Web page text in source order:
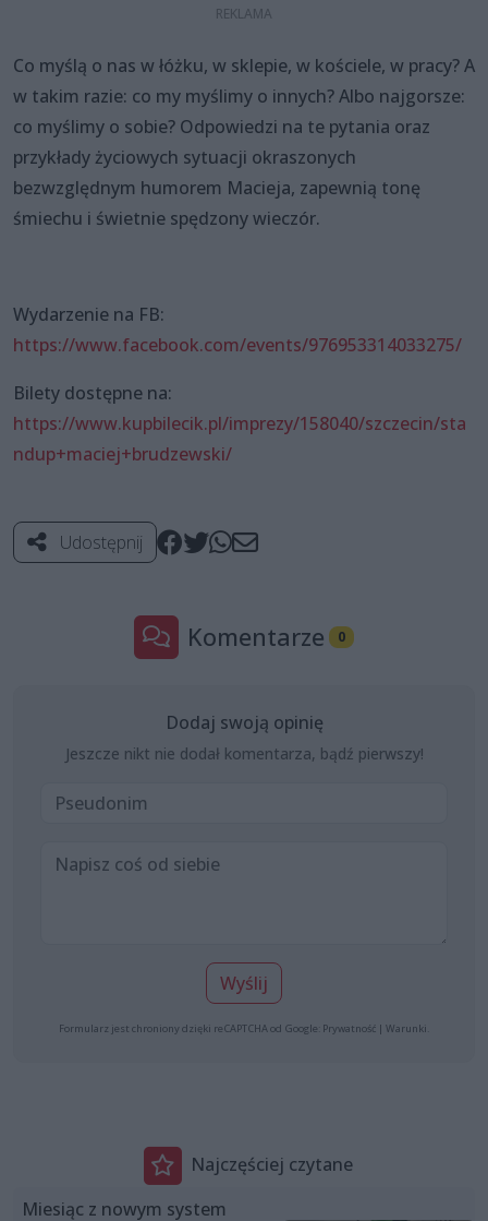
Co myślą o nas w łóżku, w sklepie, w kościele, w pracy? A
w takim razie: co my myślimy o innych? Albo najgorsze:
co myślimy o sobie? Odpowiedzi na te pytania oraz
przykłady życiowych sytuacji okraszonych
bezwzględnym humorem Macieja, zapewnią tonę
śmiechu i świetnie spędzony wieczór.
Wydarzenie na FB:
https://www.facebook.com/events/976953314033275/
Bilety dostępne na:
https://www.kupbilecik.pl/imprezy/158040/szczecin/sta
ndup+maciej+brudzewski/
Udostępnij
Komentarze 0
Dodaj swoją opinię
Jeszcze nikt nie dodał komentarza, bądź pierwszy!
Wyślij
Formularz jest chroniony dzięki reCAPTCHA od Google: Prywatność | Warunki
Najczęściej czytane
Miesiąc z nowym system